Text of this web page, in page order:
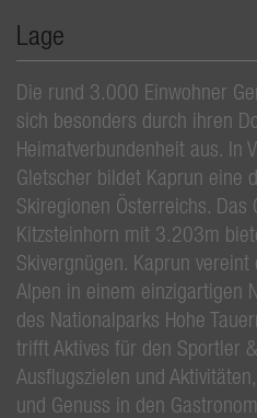
Lage
Die rund 3.000 Einwohner
sich besonders durch ihren
Heimatverbundenheit aus. In
Gletscher bildet Kaprun eine
Skiregionen Österreichs. Das
Kitzsteinhorn mit 3.203m
Skivergnügen. Kaprun
Alpen in einem einzigartigen
des Nationalparks Hohe
trifft Aktives für den Sportler
Ausflugszielen und
und Genuss in den